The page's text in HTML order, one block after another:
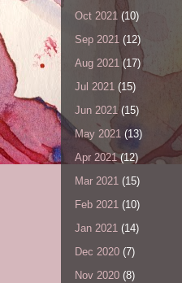
Oct 2021 (10)
Sep 2021 (12)
Aug 2021 (17)
Jul 2021 (15)
Jun 2021(15)
May 2021 (13)
Apr 2021(12)
Mar 2021 (15)
Feb 2021 (10)
Jan 2021 (14)
Dec 2020 (7)
Nov 2020 (8)